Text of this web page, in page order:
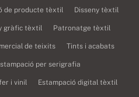
de producte tèxtil Disseny tèxtil
gràfic tèxtil Patronatge tèxtil
de teixits Tints i acabats
per serigrafia
i vinil Estampació digital tèxtil